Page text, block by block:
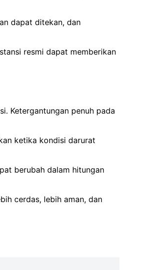
dapat ditekan, dan
resmi dapat memberikan
Ketergantungan penuh pada
ketika kondisi darurat
berubah dalam hitungan
cerdas, lebih aman, dan